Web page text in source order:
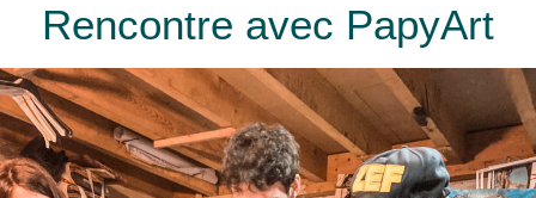
Rencontre avec PapyArt